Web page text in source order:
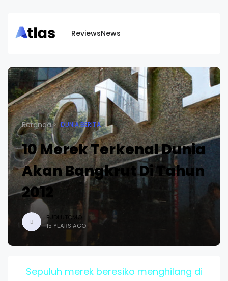
ReviewsNews
Beranda DUNIA BERITA
10 Merek Terkenal Dunia
Akan Bangkrut Di Tahun
2012
B
BUDI UTOMO
15 YEARS AGO
Sepuluh merek beresiko menghilang di